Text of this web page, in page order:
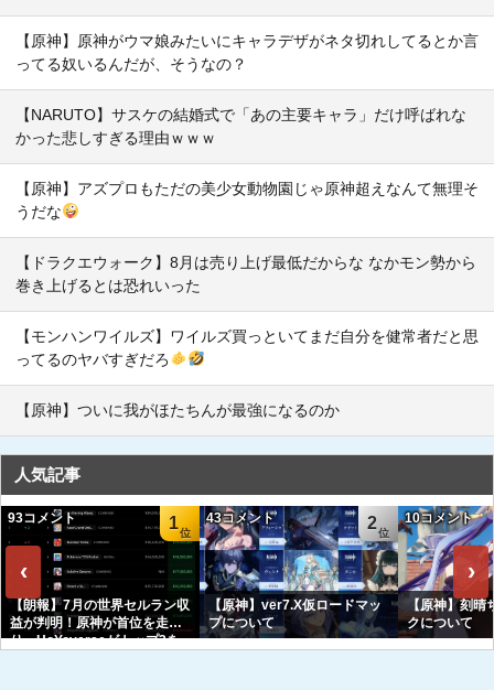
【原神】原神がウマ娘みたいにキャラデザがネタ切れしてるとか言
ってる奴いるんだが、そうなの？
【NARUTO】サスケの結婚式で「あの主要キャラ」だけ呼ばれな
かった悲しすぎる理由ｗｗｗ
【原神】アズプロもただの美少女動物園じゃ原神超えなんて無理そ
うだな
【ドラクエウォーク】8月は売り上げ最低だからな なかモン勢から
巻き上げるとは恐れいった
【モンハンワイルズ】ワイルズ買っといてまだ自分を健常者だと思
ってるのヤバすぎだろ
【原神】ついに我がほたちんが最強になるのか
人気記事
‹
1
93コメント
【朗報】7月の世界セルラン収
益が判明！原神が首位を走
り、HoYoverseがトップ3を
2
43コメント
【原神】ver7.X仮ロードマッ
プについて
10コメント
【原神】刻
クについて
›